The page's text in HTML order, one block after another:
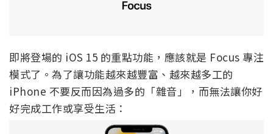
即將登場的 iOS 15 的重點功能，應該就是 Focus 專注
模式了。為了讓功能越來越豐富、越來越多工的
iPhone 不要反而因為過多的「雜音」，而無法讓你好
好完成工作或享受生活：